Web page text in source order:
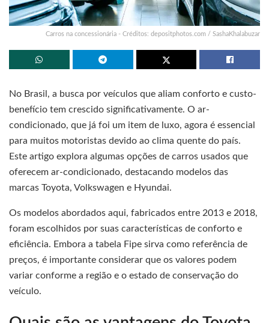
Carros na concessionária - Créditos: depositphotos.com / SashaKhalabuzar
No Brasil, a busca por veículos que aliam conforto e custo-
benefício tem crescido significativamente. O ar-
condicionado, que já foi um item de luxo, agora é essencial
para muitos motoristas devido ao clima quente do país.
Este artigo explora algumas opções de carros usados que
oferecem ar-condicionado, destacando modelos das
marcas Toyota, Volkswagen e Hyundai.
Os modelos abordados aqui, fabricados entre 2013 e 2018,
foram escolhidos por suas características de conforto e
eficiência. Embora a tabela Fipe sirva como referência de
preços, é importante considerar que os valores podem
variar conforme a região e o estado de conservação do
veículo.